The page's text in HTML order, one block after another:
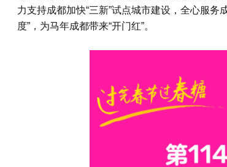
力支持成都加快“三新”试点城市建设，全心服
度”，为马年成都带来“开门红”。